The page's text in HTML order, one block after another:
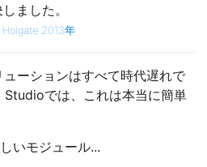
ました。
Holgate 2013年
ューションはすべて時代遅れで
では、これは本当に簡単
いモジュール...